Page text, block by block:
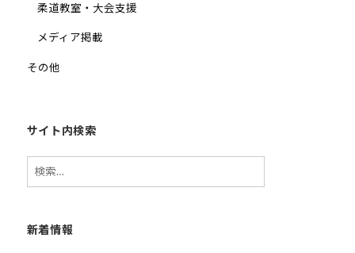
柔道教室・大会支援
メディア掲載
その他
サイト内検索
検
索:
新着情報